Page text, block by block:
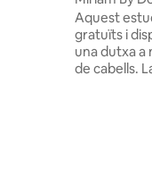
Aquest
gratuïts i
una dutxa a
de cabells.